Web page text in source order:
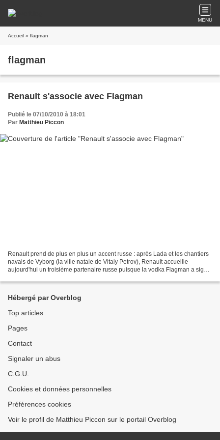
MENU
Accueil » flagman
flagman
Renault s'associe avec Flagman
Publié le 07/10/2010 à 18:01
Par Matthieu Piccon
Renault prend de plus en plus un accent russe : après Lada et les chantiers
navals de Vyborg (la ville natale de Vitaly Petrov), Renault accueille
aujourd'hui un troisième partenaire russe puisque la vodka Flagman a signé
Hébergé par Overblog
Top articles
Pages
Contact
Signaler un abus
C.G.U.
Cookies et données personnelles
Préférences cookies
Voir le profil de Matthieu Piccon sur le portail Overblog